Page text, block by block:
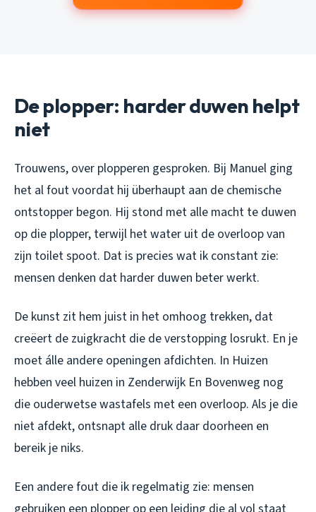
De plopper: harder duwen helpt
niet
Trouwens, over plopperen gesproken. Bij Manuel ging
het al fout voordat hij überhaupt aan de chemische
ontstopper begon. Hij stond met alle macht te duwen
op die plopper, terwijl het water uit de overloop van
zijn toilet spoot. Dat is precies wat ik constant zie:
mensen denken dat harder duwen beter werkt.
De kunst zit hem juist in het omhoog trekken, dat
creëert de zuigkracht die de verstopping losrukt. En je
moet álle andere openingen afdichten. In Huizen
hebben veel huizen in Zenderwijk En Bovenweg nog
die ouderwetse wastafels met een overloop. Als je die
niet afdekt, ontsnapt alle druk daar doorheen en
bereik je niks.
Een andere fout die ik regelmatig zie: mensen